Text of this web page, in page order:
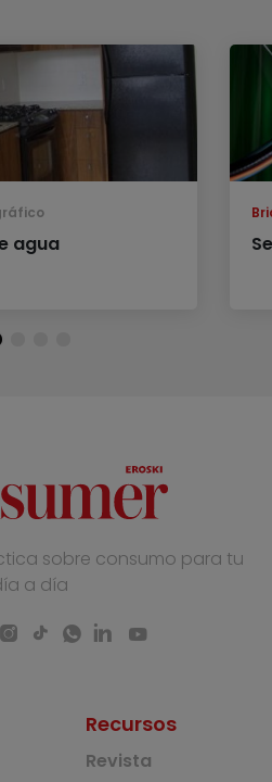
agua
sobre consumo para tu
a día
Recursos
Revista